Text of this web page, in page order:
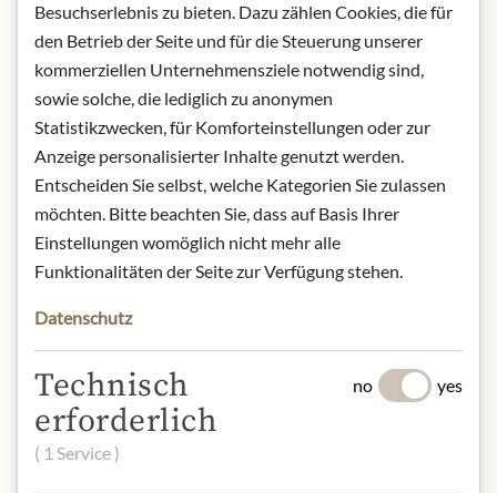
Přidat do košíku
POPIS
Product name: Traditional Balsamic
Vinegar of Modena DOP "Affinato" -
100ml
Storage: Keep cool, dry and protected
from light.
Contact: Giuseppe Giusti/ Strada
Besuchserlebnis zu bieten. Dazu zählen Cookies, die für
den Betrieb der Seite und für die Steuerung unserer
kommerziellen Unternehmensziele notwendig sind,
sowie solche, die lediglich zu anonymen
Statistikzwecken, für Komforteinstellungen oder zur
Anzeige personalisierter Inhalte genutzt werden.
Entscheiden Sie selbst, welche Kategorien Sie zulassen
möchten. Bitte beachten Sie, dass auf Basis Ihrer
Einstellungen womöglich nicht mehr alle
Funktionalitäten der Seite zur Verfügung stehen.
Datenschutz
Technisch
erforderlich
( 1 Service )
no yes